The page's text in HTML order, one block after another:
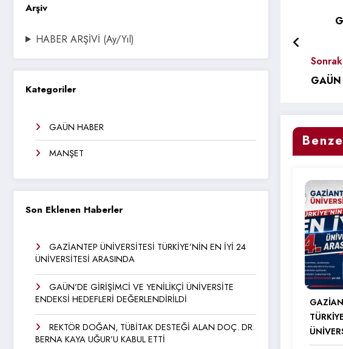
Arşiv
HABER ARŞİVİ (Ay/Yıl)
Kategoriler
GAÜN HABER
MANŞET
Son Eklenen Haberler
GAZİANTEP ÜNİVERSİTESİ TÜRKİYE’NİN EN İYİ 24
ÜNİVERSİTESİ ARASINDA
GAÜN’DE GİRİŞİMCİ VE YENİLİKÇİ ÜNİVERSİTE
ENDEKSİ HEDEFLERİ DEĞERLENDİRİLDİ
REKTÖR DOĞAN, TÜBİTAK DESTEĞİ ALAN DOÇ. DR.
BERNA KAYA UĞUR’U KABUL ETTİ